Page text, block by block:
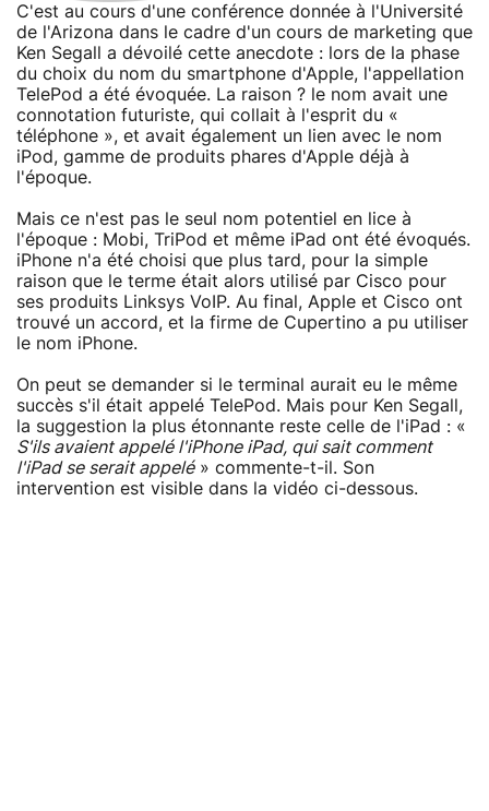
C'est au cours d'une conférence donnée à l'Université
de l'Arizona dans le cadre d'un cours de marketing que
Ken Segall a dévoilé cette anecdote : lors de la phase
du choix du nom du smartphone d'Apple, l'appellation
TelePod a été évoquée. La raison ? le nom avait une
connotation futuriste, qui collait à l'esprit du «
téléphone », et avait également un lien avec le nom
iPod, gamme de produits phares d'Apple déjà à
l'époque.
Mais ce n'est pas le seul nom potentiel en lice à
l'époque : Mobi, TriPod et même iPad ont été évoqués.
iPhone n'a été choisi que plus tard, pour la simple
raison que le terme était alors utilisé par Cisco pour
ses produits Linksys VoIP. Au final, Apple et Cisco ont
trouvé un accord, et la firme de Cupertino a pu utiliser
le nom iPhone.
On peut se demander si le terminal aurait eu le même
succès s'il était appelé TelePod. Mais pour Ken Segall,
la suggestion la plus étonnante reste celle de l'iPad : «
S'ils avaient appelé l'iPhone iPad, qui sait comment
l'iPad se serait appelé» commente-t-il. Son
intervention est visible dans la vidéo ci-dessous.